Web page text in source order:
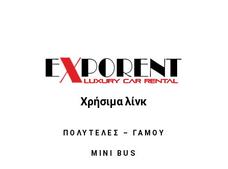
Χρήσιμα λίνκ
ΠΟΛΥΤΕΛΈΣ – ΓΆΜΟΥ
MINI BUS